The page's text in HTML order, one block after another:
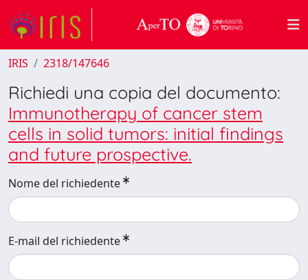
IRIS 2318/147646
Richiedi una copia del documento:
Immunotherapy of cancer stem
cells in solid tumors: initial findings
and future prospective.
Nome del richiedente
E-mail del richiedente